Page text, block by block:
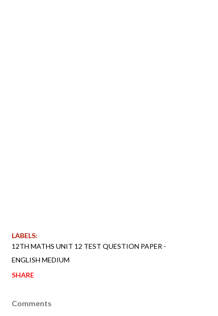
LABELS:
12TH MATHS UNIT 12 TEST QUESTION PAPER -
ENGLISH MEDIUM
SHARE
Comments